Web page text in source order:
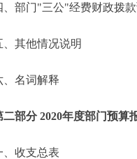
便民服务
中介服务
12345网上接诉即办
门"三公"经费财政拨款
他情况说明
名词解释
部分 2020年度部门预算
收支总表